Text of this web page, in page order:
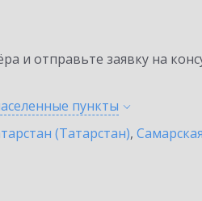
и отправьте заявку на
пункты
(Татарстан),